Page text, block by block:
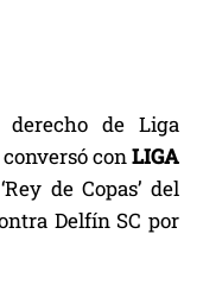
de Liga
conLIGA
de Copas’ del
Delfín SC por